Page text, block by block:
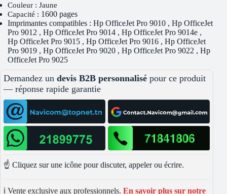
Couleur : Jaune
Capacité : 1600 pages
Imprimantes compatibles : Hp OfficeJet Pro 9010 , Hp OfficeJet
Pro 9012 , Hp OfficeJet Pro 9014 , Hp OfficeJet Pro 9014e ,
Hp OfficeJet Pro 9015 , Hp OfficeJet Pro 9016 , Hp OfficeJet
Pro 9019 , Hp OfficeJet Pro 9020 , Hp OfficeJet Pro 9022 , Hp
OfficeJet Pro 9025
Demandez un devis B2B personnalisé pour ce produit
— réponse rapide garantie
☝️ Cliquez sur une icône pour discuter, appeler ou écrire.
ℹ️ Vente exclusive aux professionnels. En savoir plus sur notre